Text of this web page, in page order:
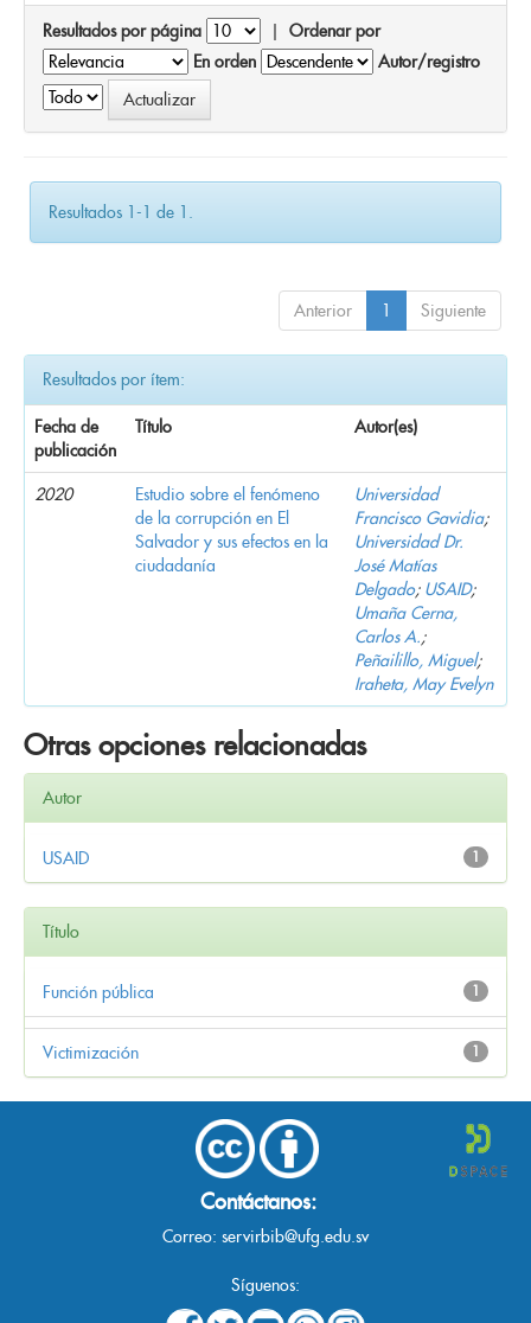
Resultados por página | Ordenar por
En orden
Autor/registro
Resultados 1-1 de 1.
Anterior 1 Siguiente
Resultados por ítem:
Fecha de
publicación
Título Autor(es)
2020
Estudio sobre el fenómeno
de la corrupción en El
Salvador y sus efectos en la
ciudadanía
Universidad
Francisco Gavidia;
Universidad Dr.
José Matías
Delgado; USAID;
Umaña Cerna,
Carlos A.;
Peñailillo, Miguel;
Iraheta, May Evelyn
Otras opciones relacionadas
Autor
1
USAID
Título
1
Función pública
1
Victimización
Contáctanos:
Correo: servirbib@ufg.edu.sv
Síguenos: